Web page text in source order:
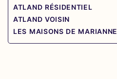
ATLAND RÉSIDENTIEL
ATLAND VOISIN
LES MAISONS DE MARIANNE